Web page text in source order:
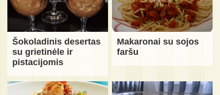
Šokoladinis desertas
su grietinėle ir
pistacijomis
Makaronai su sojos
faršu